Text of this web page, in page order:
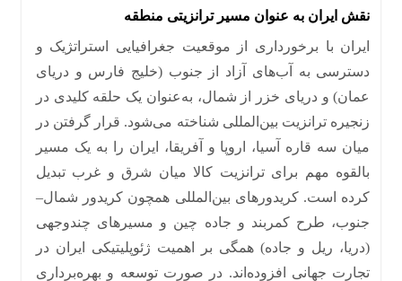
نقش ایران به عنوان مسیر ترانزیتی منطقه
ایران با برخورداری از موقعیت جغرافیایی استراتژیک و
دسترسی به آب‌های آزاد از جنوب (خلیج فارس و دریای
عمان) و دریای خزر از شمال، به‌عنوان یک حلقه کلیدی در
زنجیره ترانزیت بین‌المللی شناخته می‌شود. قرار گرفتن در
میان سه قاره آسیا، اروپا و آفریقا، ایران را به یک مسیر
بالقوه مهم برای ترانزیت کالا میان شرق و غرب تبدیل
کرده است.کریدورهای بین‌المللی همچون کریدور شمال–
جنوب، طرح کمربند و جاده چین و مسیرهای چندوجهی
(دریا، ریل و جاده) همگی بر اهمیت ژئوپلیتیکی ایران در
تجارت جهانی افزوده‌اند. در صورت توسعه و بهره‌برداری